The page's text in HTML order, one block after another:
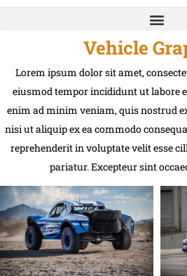
Vehicle
Lorem ipsum dolor sit amet,
eiusmod tempor incididunt ut labore
enim ad minim veniam, quis nostrud
nisi ut aliquip ex ea commodo
reprehenderit in voluptate velit esse
pariatur. Excepteur sint